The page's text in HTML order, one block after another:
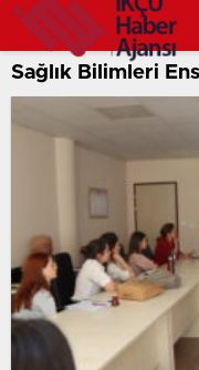
Sağlık Bilimleri